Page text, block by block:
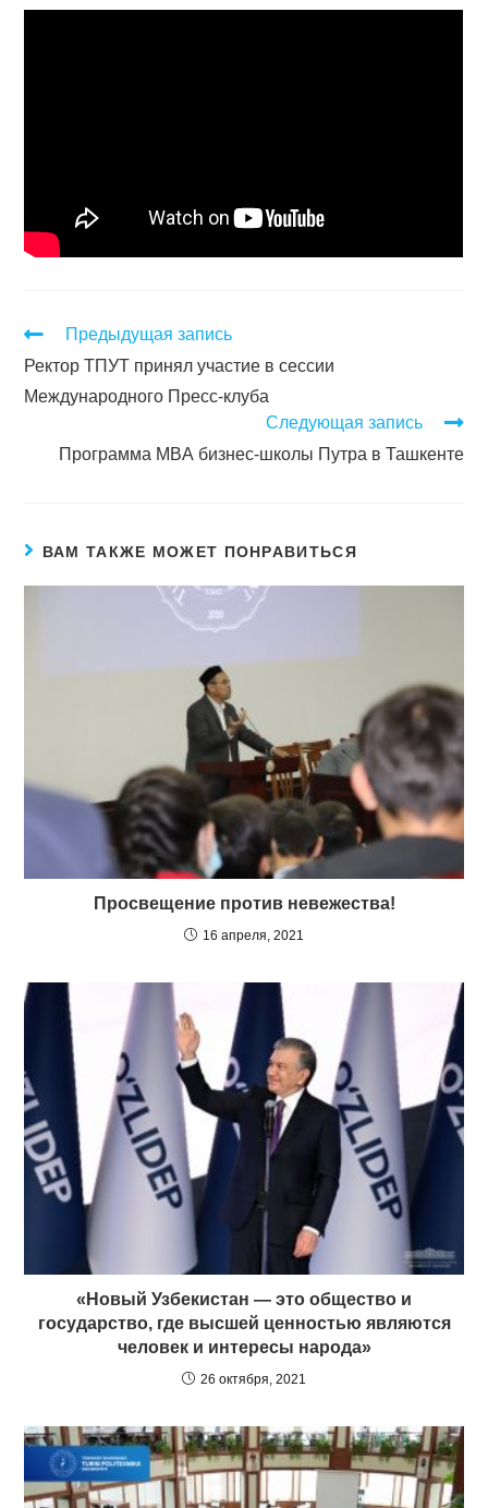
Предыдущая запись
Ректор ТПУТ принял участие в сессии
Международного Пресс-клуба
Следующая запись
Программа МBА бизнес-школы Путра в Ташкенте
ВАМ ТАКЖЕ МОЖЕТ ПОНРАВИТЬСЯ
Просвещение против невежества!
16 апреля, 2021
«Новый Узбекистан — это общество и
государство, где высшей ценностью являются
человек и интересы народа»
26 октября, 2021